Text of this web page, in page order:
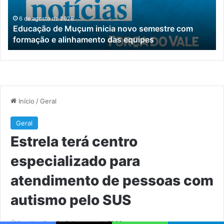
formação
alinhamento
das
equipes
6 de agosto de 2026
Educação de Muçum inicia novo semestre com
formação e alinhamento das equipes